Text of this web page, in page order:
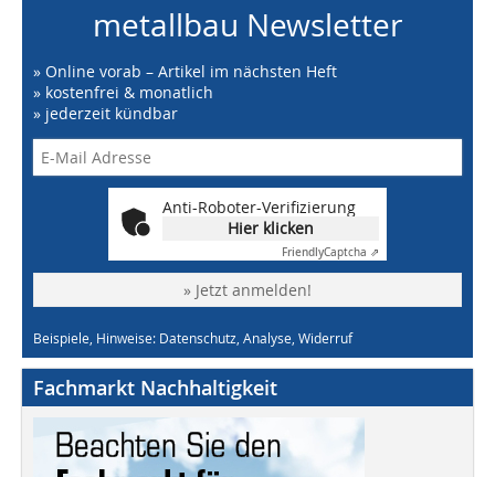
metallbau Newsletter
» Online vorab – Artikel im nächsten Heft
» kostenfrei & monatlich
» jederzeit kündbar
Anti-Roboter-Verifizierung
Hier klicken
FriendlyCaptcha ⇗
» Jetzt anmelden!
Beispiele, Hinweise: Datenschutz, Analyse, Widerruf
Fachmarkt Nachhaltigkeit